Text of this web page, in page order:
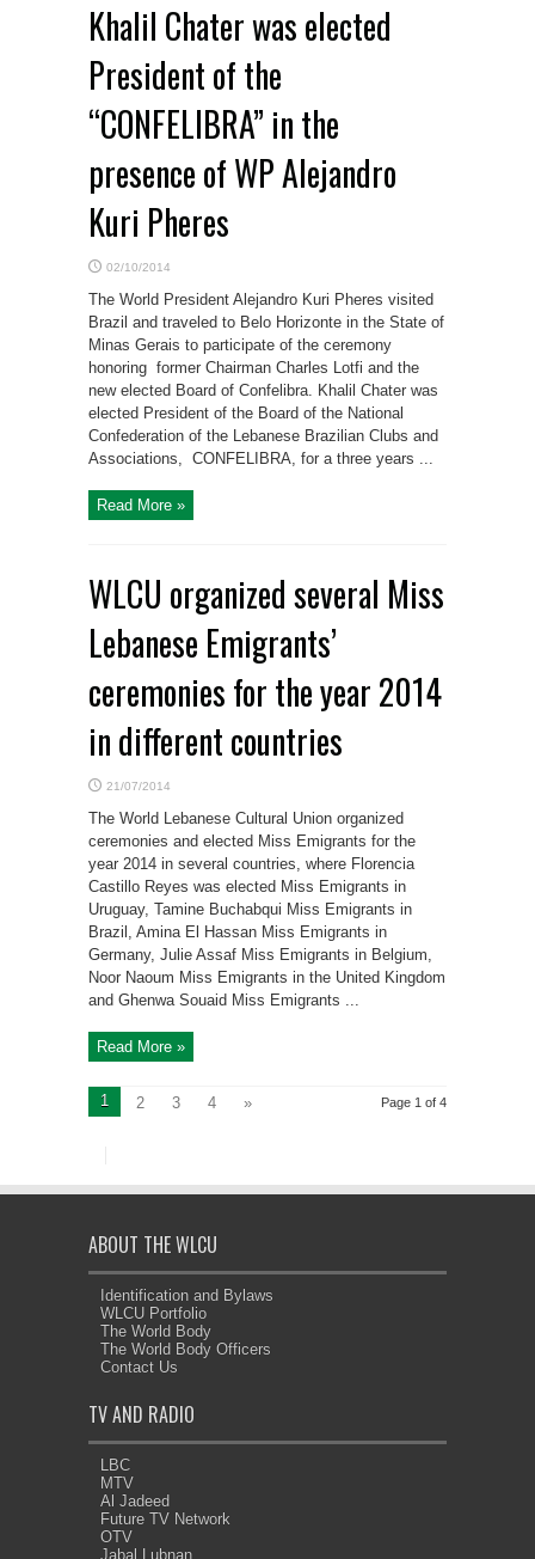
Khalil Chater was elected
President of the
“CONFELIBRA” in the
presence of WP Alejandro
Kuri Pheres
02/10/2014
The World President Alejandro Kuri Pheres visited
Brazil and traveled to Belo Horizonte in the State of
Minas Gerais to participate of the ceremony
honoring former Chairman Charles Lotfi and the
new elected Board of Confelibra. Khalil Chater was
elected President of the Board of the National
Confederation of the Lebanese Brazilian Clubs and
Associations, CONFELIBRA, for a three years ...
Read More »
WLCU organized several Miss
Lebanese Emigrants’
ceremonies for the year 2014
in different countries
21/07/2014
The World Lebanese Cultural Union organized
ceremonies and elected Miss Emigrants for the
year 2014 in several countries, where Florencia
Castillo Reyes was elected Miss Emigrants in
Uruguay, Tamine Buchabqui Miss Emigrants in
Brazil, Amina El Hassan Miss Emigrants in
Germany, Julie Assaf Miss Emigrants in Belgium,
Noor Naoum Miss Emigrants in the United Kingdom
and Ghenwa Souaid Miss Emigrants ...
Read More »
Page 1 of 4
1 2 3 4 »
ABOUT THE WLCU
Identification and Bylaws
WLCU Portfolio
The World Body
The World Body Officers
Contact Us
TV AND RADIO
LBC
MTV
Al Jadeed
Future TV Network
OTV
Jabal Lubnan